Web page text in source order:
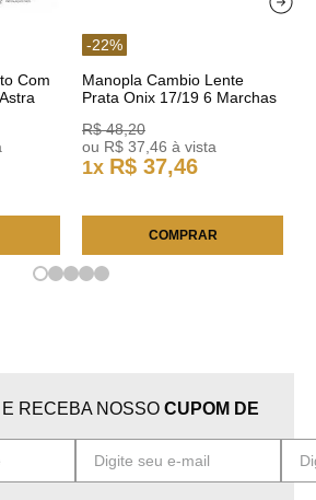
Com
-22%
Manopla Cambio Lente
Prata Onix 17/19 6 Marchas
R$ 48,20
ou R$ 37 46 à vista
1x R$ 37,46
COMPRAR
RECEBA NOSSO CUPOM DE